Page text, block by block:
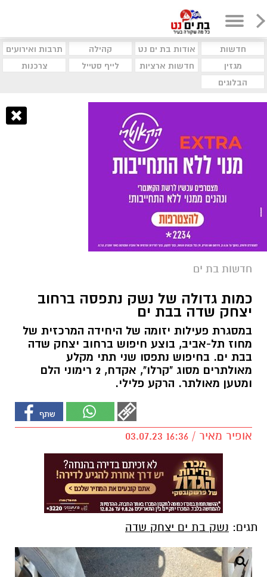
חדשות אודות בת ים נט קהילה
תרבות ואירועים
מגזין
חדשות ארציות לייף סטייל
צרכנות
הבלוגים
חדשות בת ים
כמות גדולה של נשק נתפסה ברחוב
יצחק שדה בבת ים
במסגרת פעילות יזומה של היחידה המרכזית של
מחוז תל-אביב, בוצע חיפוש ברחוב יצחק שדה
בבת ים. בחיפוש נתפסו שני תתי מקלע
מאולתרים מסוג "קרלו", אקדח, 2 רימוני הלם
ומטען מאולתר. הרקע פלילי.
אופיר מאיר / 16:36 03.07.23
תגים: נשק בת ים יצחק שדה